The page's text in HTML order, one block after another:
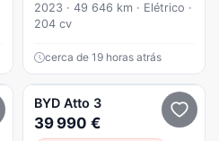
2023 · 49 646 km · Elétrico ·
204 cv
cerca de 19 horas atrás
BYD Atto 3
39 990 €